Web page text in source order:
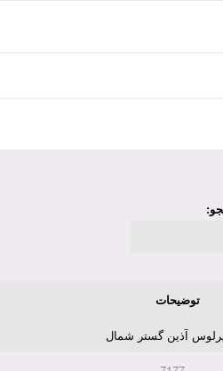
توضیحات
آذین گستر شمال